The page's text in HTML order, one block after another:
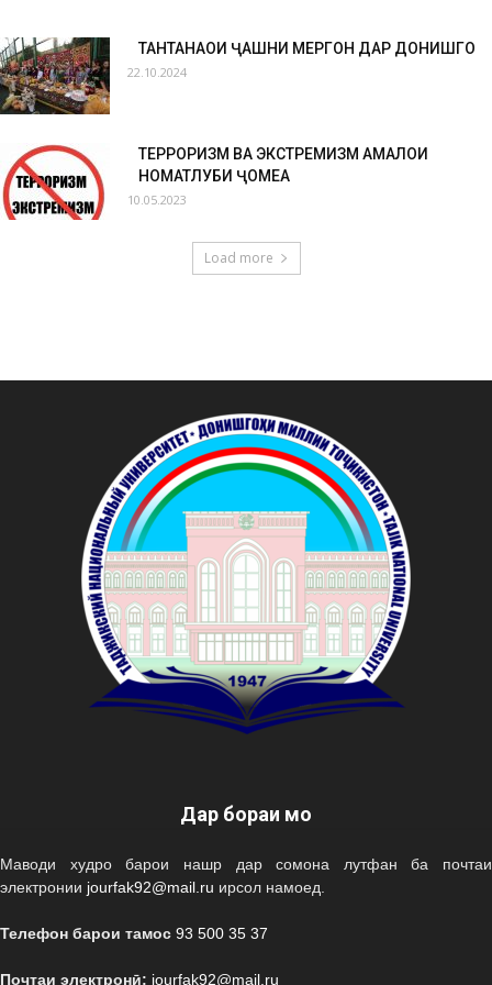
ТАНТАНАҲОИ ҶАШНИ МЕҲРГОН ДАР ДОНИШГОҲ
22.10.2024
ТЕРРОРИЗМ ВА ЭКСТРЕМИЗМ АМАЛҲОИ
НОМАТЛУБИ ҶОМЕА
10.05.2023
Load more
Дар бораи мо
Маводи худро барои нашр дар сомона лутфан ба почтаи
электронии jourfak92@mail.ru ирсол намоед.
Телефон барои тамос 93 500 35 37
Почтаи электронӣ: jourfak92@mail.ru